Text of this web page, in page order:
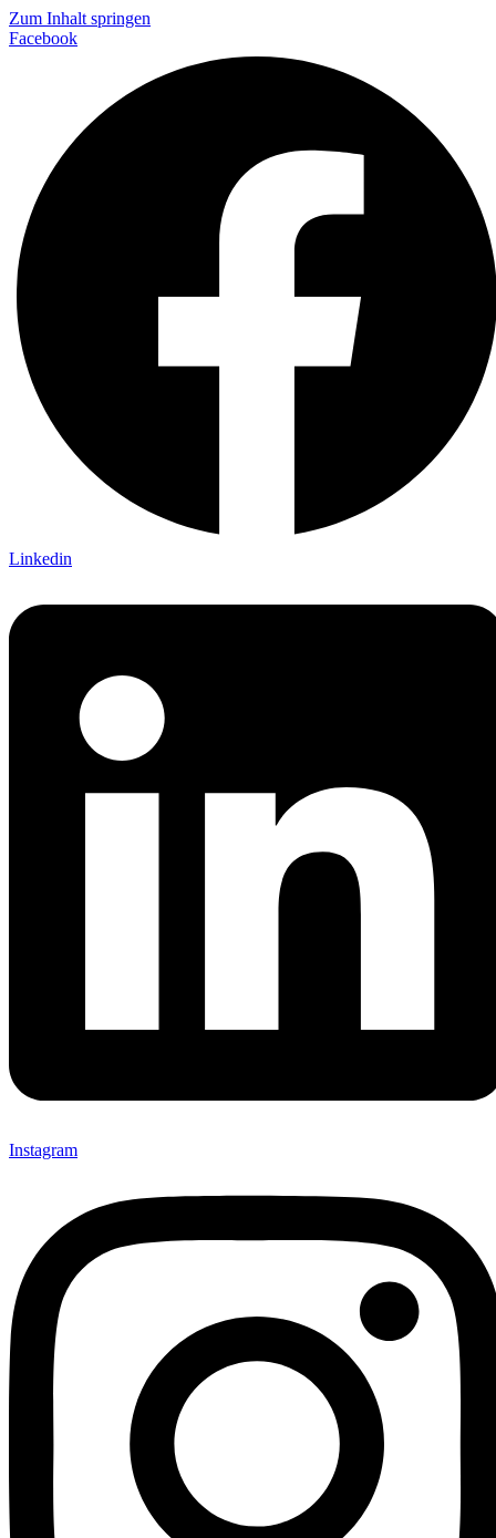
Zum Inhalt springen
Facebook
Linkedin
Instagram